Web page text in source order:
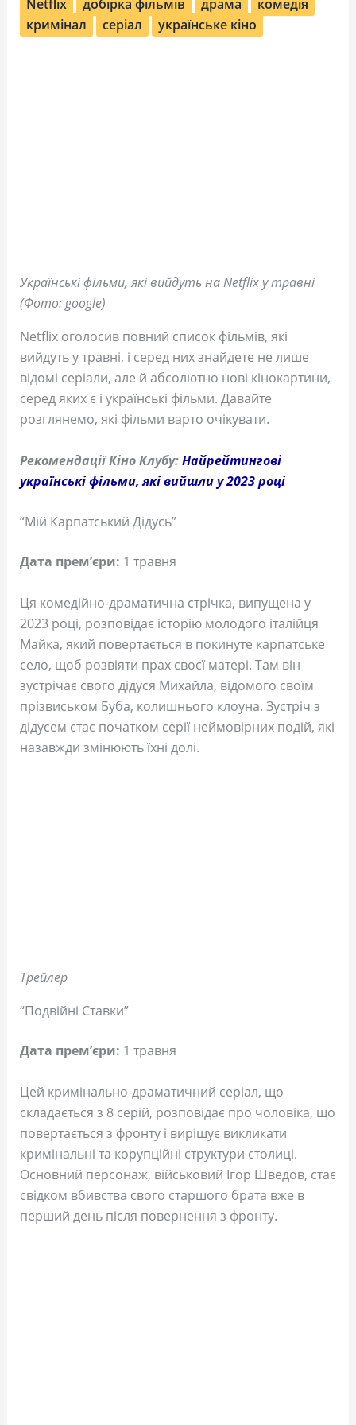
Netflix добірка фільмів драма
комедія
кримінал
серіал українське кіно
Українські фільми, які вийдуть на Netflix у травні
(Фото: google)
Netflix оголосив повний список фільмів, які
вийдуть у травні, і серед них знайдете не лише
відомі серіали, але й абсолютно нові кінокартини,
серед яких є і українські фільми. Давайте
розглянемо, які фільми варто очікувати.
Рекомендації Кіно Клубу:Найрейтингові
українські фільми, які вийшли у 2023 році
“Мій Карпатський Дідусь”
Дата прем’єри: 1 травня
Ця комедійно-драматична стрічка, випущена у
2023 році, розповідає історію молодого італійця
Майка, який повертається в покинуте карпатське
село, щоб розвіяти прах своєї матері. Там він
зустрічає свого дідуся Михайла, відомого своїм
прізвиськом Буба, колишнього клоуна. Зустріч з
дідусем стає початком серії неймовірних подій, які
назавжди змінюють їхні долі.
Трейлер
“Подвійні Ставки”
Дата прем’єри: 1 травня
Цей кримінально-драматичний серіал, що
складається з 8 серій, розповідає про чоловіка, що
повертається з фронту і вирішує викликати
кримінальні та корупційні структури столиці.
Основний персонаж, військовий Ігор Шведов, стає
свідком вбивства свого старшого брата вже в
перший день після повернення з фронту.